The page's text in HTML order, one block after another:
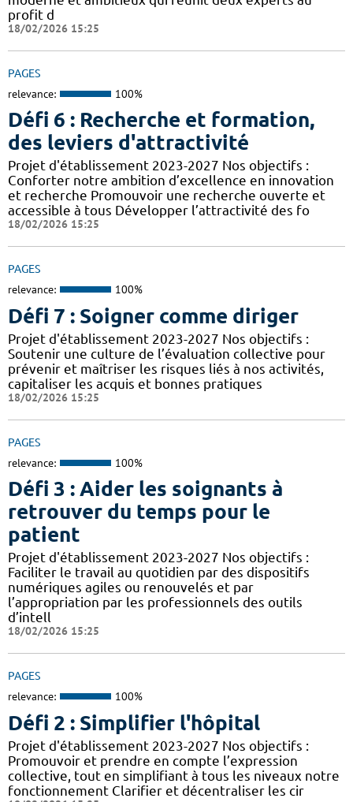
profit d
18/02/2026 15:25
PAGES
relevance: 100%
Défi 6 : Recherche et formation,
des leviers d'attractivité
Projet d'établissement 2023-2027 Nos objectifs :
Conforter notre ambition d’excellence en innovation
et recherche Promouvoir une recherche ouverte et
accessible à tous Développer l’attractivité des fo
18/02/2026 15:25
PAGES
relevance: 100%
Défi 7 : Soigner comme diriger
Projet d'établissement 2023-2027 Nos objectifs :
Soutenir une culture de l’évaluation collective pour
prévenir et maîtriser les risques liés à nos activités,
capitaliser les acquis et bonnes pratiques
18/02/2026 15:25
PAGES
relevance: 100%
Défi 3 : Aider les soignants à
retrouver du temps pour le
patient
Projet d'établissement 2023-2027 Nos objectifs :
Faciliter le travail au quotidien par des dispositifs
numériques agiles ou renouvelés et par
l’appropriation par les professionnels des outils
d’intell
18/02/2026 15:25
PAGES
relevance: 100%
Défi 2 : Simplifier l'hôpital
Projet d'établissement 2023-2027 Nos objectifs :
Promouvoir et prendre en compte l’expression
collective, tout en simplifiant à tous les niveaux notre
fonctionnement Clarifier et décentraliser les cir